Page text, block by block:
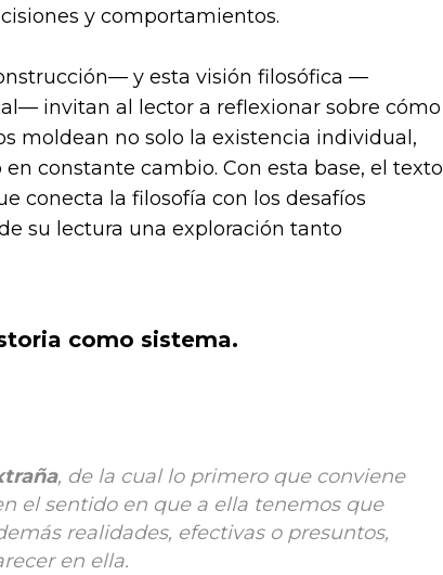
y comportamientos.
y esta visión filosófica —
invitan al lector a reflexionar sobre cómo
moldean no solo la existencia individual,
constante cambio. Con esta base, el texto
conecta la filosofía con los desafíos
su lectura una exploración tanto
como sistema.
, de la cual lo primero que conviene
el sentido en que a ella tenemos que
realidades, efectivas o presuntos,
en ella.